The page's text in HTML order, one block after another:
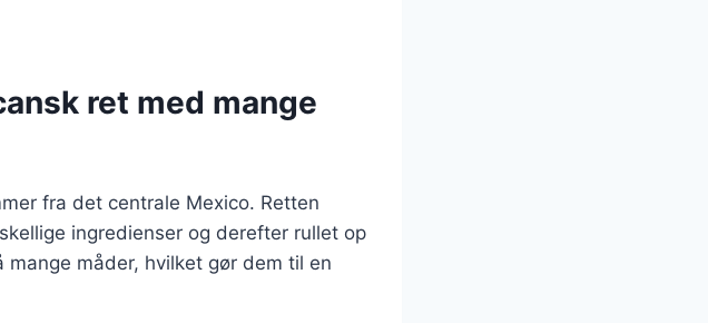
ret med mange
fra det centrale Mexico. Retten
ingredienser og derefter rullet op
måder, hvilket gør dem til en